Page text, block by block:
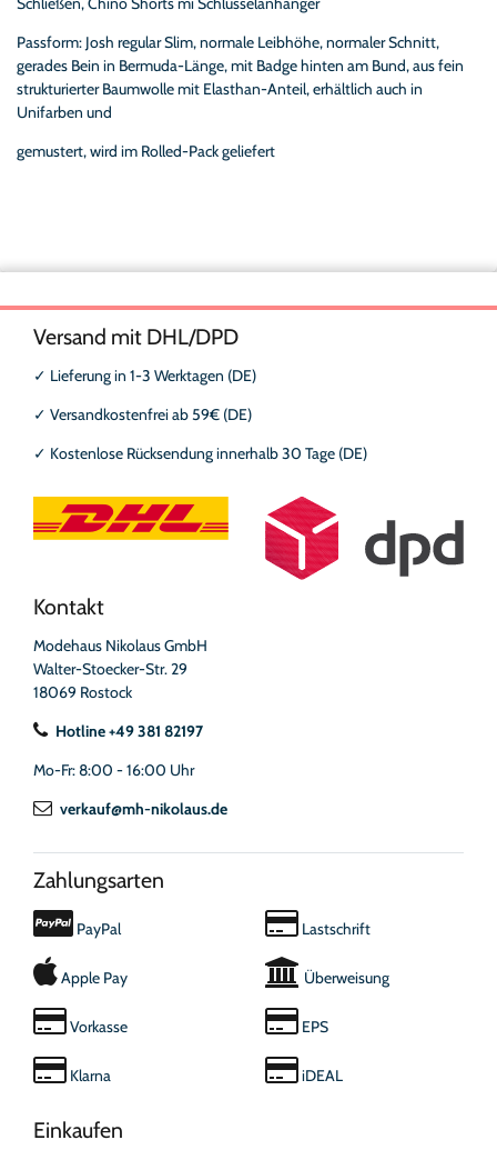
Passform: Josh regular Slim, normale Leibhöhe, normaler Schnitt,
gerades Bein in Bermuda-Länge, mit Badge hinten am Bund, aus fein
strukturierter Baumwolle mit Elasthan-Anteil, erhältlich auch in
Unifarben und
gemustert, wird im Rolled-Pack geliefert
Versand mit DHL/DPD
✓ Lieferung in 1-3 Werktagen (DE)
✓ Versandkostenfrei ab 59€ (DE)
✓ Kostenlose Rücksendung innerhalb 30 Tage (DE)
Kontakt
Modehaus Nikolaus GmbH
Walter-Stoecker-Str. 29
18069 Rostock
Hotline +49 381 82197
Mo-Fr: 8:00 - 16:00 Uhr
verkauf@mh-nikolaus.de
Zahlungsarten
PayPal
Apple Pay
Vorkasse
Klarna
Lastschrift
Überweisung
EPS
iDEAL
Einkaufen